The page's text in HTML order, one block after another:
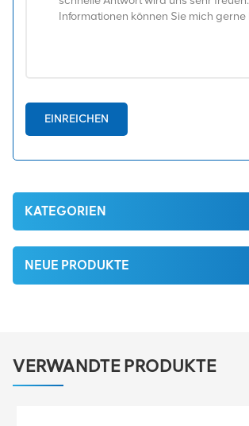
EINREICHEN
KATEGORIEN
NEUE PRODUKTE
VERWANDTE PRODUKTE